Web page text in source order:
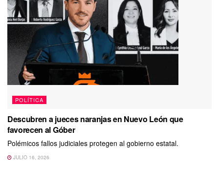
POLÍTICA
Descubren a jueces naranjas en Nuevo León que
favorecen al Góber
Polémicos fallos judiciales protegen al gobierno estatal.
JULIO 16, 2026